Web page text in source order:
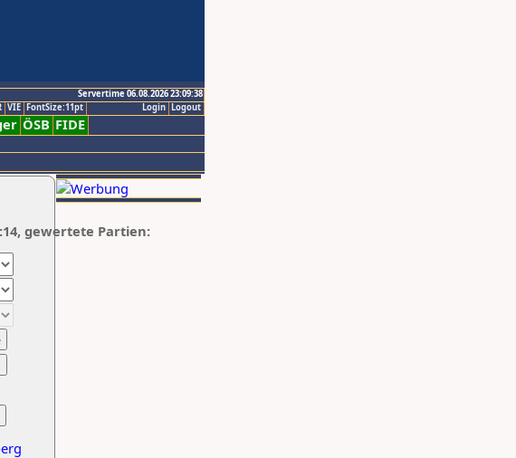
Servertime 06.08.2026 23:09:38
Logout
Login
VIE FontSize:11pt
ÖSB FIDE
gewertete Partien: